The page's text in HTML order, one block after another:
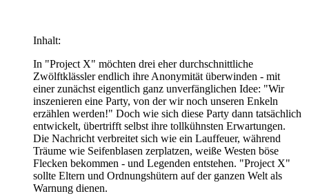
Inhalt:
In "Project X" möchten drei eher durchschnittliche
Zwölftklässler endlich ihre Anonymität überwinden - mit
einer zunächst eigentlich ganz unverfänglichen Idee: "Wir
inszenieren eine Party, von der wir noch unseren Enkeln
erzählen werden!" Doch wie sich diese Party dann tatsächlich
entwickelt, übertrifft selbst ihre tollkühnsten Erwartungen.
Die Nachricht verbreitet sich wie ein Lauffeuer, während
Träume wie Seifenblasen zerplatzen, weiße Westen böse
Flecken bekommen - und Legenden entstehen. "Project X"
sollte Eltern und Ordnungshütern auf der ganzen Welt als
Warnung dienen.